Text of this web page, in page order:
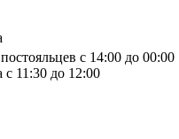
с 14:00 до 00:00
с 11:30 до 12:00